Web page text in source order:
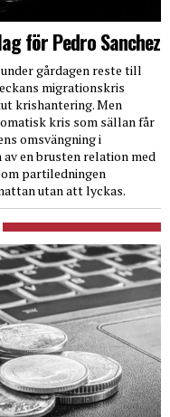
för Pedro Sanchez
under gårdagen reste till
migrationskris
krishantering. Men
kris som sällan får
omsvängning i
en brusten relation med
partiledningen
utan att lyckas.